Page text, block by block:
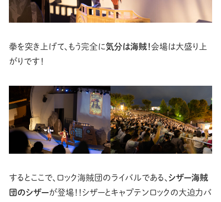
拳を突き上げて、もう完全に気分は海賊！会場は大盛り上
がりです！
するとここで、ロック海賊団のライバルである、 シザー海賊
団のシザーが登場！！シザーとキャプテンロックの大迫力バ